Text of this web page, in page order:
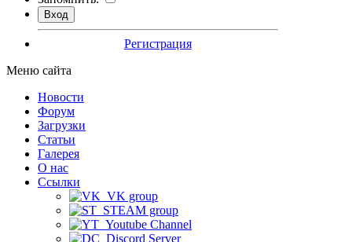
Регистрация
Меню сайта
Новости
Форум
Загрузки
Статьи
Галерея
О нас
Ссылки
VK group
STEAM group
Youtube Channel
Discord Server